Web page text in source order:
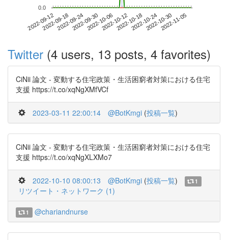
2022-09-122022-09-182022-09-242022-09-302022-10-062022-10-122022-10-182022-10-242022-10-302022-11-05
0.0
Twitter (4 users, 13 posts, 4 favorites)
CiNii 論文 - 変動する住宅政策・生活困窮者対策における住宅
支援 https://t.co/xqNgXMfVCf
2023-03-11 22:00:14 @BotKmgi (投稿一覧)
CiNii 論文 - 変動する住宅政策・生活困窮者対策における住宅
支援 https://t.co/xqNgXLXMo7
2022-10-10 08:00:13 @BotKmgi (投稿一覧) 1
リツイート・ネットワーク (1)
1 @chariandnurse